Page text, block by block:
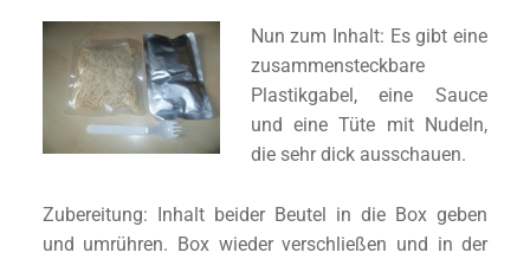
Nun zum Inhalt: Es gibt eine
zusammensteckbare
Plastikgabel, eine Sauce
und eine Tüte mit Nudeln,
die sehr dick ausschauen.
Zubereitung: Inhalt beider Beutel in die Box geben
und umrühren. Box wieder verschließen und in der